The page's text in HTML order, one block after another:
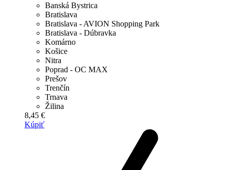
Banská Bystrica
Bratislava
Bratislava - AVION Shopping Park
Bratislava - Dúbravka
Komárno
Košice
Nitra
Poprad - OC MAX
Prešov
Trenčín
Trnava
Žilina
8,45 €
Kúpiť